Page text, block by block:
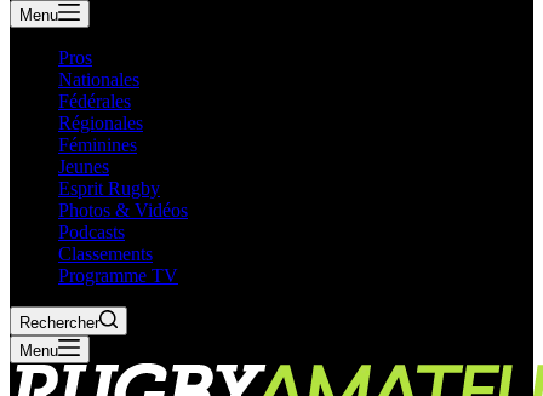
Menu
Pros
Nationales
Fédérales
Régionales
Féminines
Jeunes
Esprit Rugby
Photos & Vidéos
Podcasts
Classements
Programme TV
Rechercher
Menu